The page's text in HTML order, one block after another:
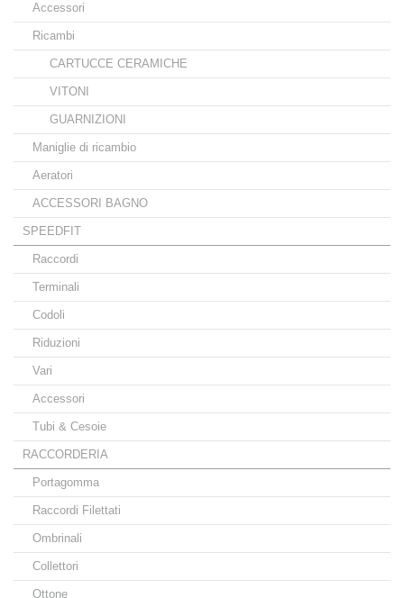
Accessori
Ricambi
CARTUCCE CERAMICHE
VITONI
GUARNIZIONI
Maniglie di ricambio
Aeratori
ACCESSORI BAGNO
SPEEDFIT
Raccordi
Terminali
Codoli
Riduzioni
Vari
Accessori
Tubi & Cesoie
RACCORDERIA
Portagomma
Raccordi Filettati
Ombrinali
Collettori
Ottone